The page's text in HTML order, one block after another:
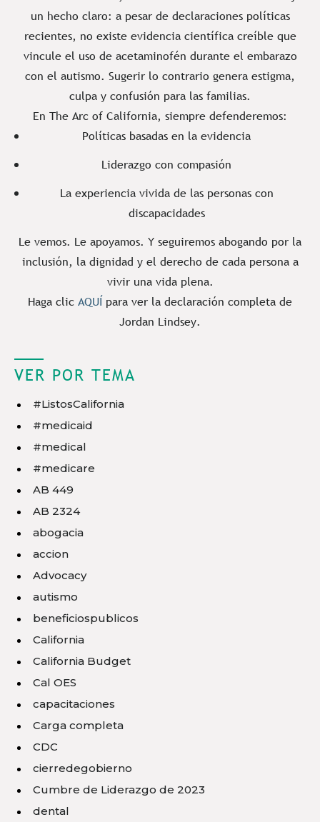
un hecho claro: a pesar de declaraciones políticas
recientes, no existe evidencia científica creíble que
vincule el uso de acetaminofén durante el embarazo
con el autismo. Sugerir lo contrario genera estigma,
culpa y confusión para las familias.
En The Arc of California, siempre defenderemos:
Políticas basadas en la evidencia
Liderazgo con compasión
La experiencia vivida de las personas con
discapacidades
Le vemos. Le apoyamos. Y seguiremos abogando por la
inclusión, la dignidad y el derecho de cada persona a
vivir una vida plena.
Haga clic AQUÍ para ver la declaración completa de
Jordan Lindsey.
VER POR TEMA
#ListosCalifornia
#medicaid
#medical
#medicare
AB 449
AB 2324
abogacia
accion
Advocacy
autismo
beneficiospublicos
California
California Budget
Cal OES
capacitaciones
Carga completa
CDC
cierredegobierno
Cumbre de Liderazgo de 2023
dental